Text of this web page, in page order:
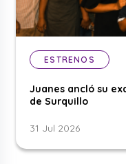
ESTRENOS
Juanes ancló su
de Surquillo
31 Jul 2026